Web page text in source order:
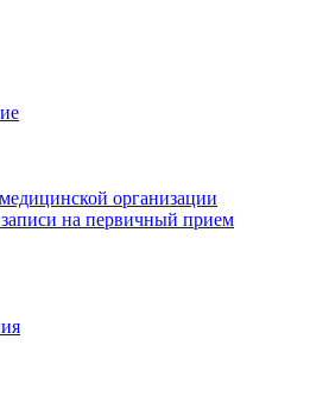
организации
на первичный прием